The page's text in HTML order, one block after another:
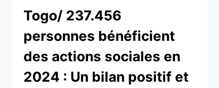
Togo/ 237.456
personnes bénéficient
des actions sociales en
2024 : Un bilan positif et